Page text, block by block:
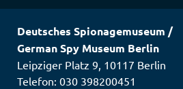
Deutsches Spionagemuseum /
German Spy Museum Berlin
Leipziger Platz 9, 10117 Berlin
Telefon: 030 398200451